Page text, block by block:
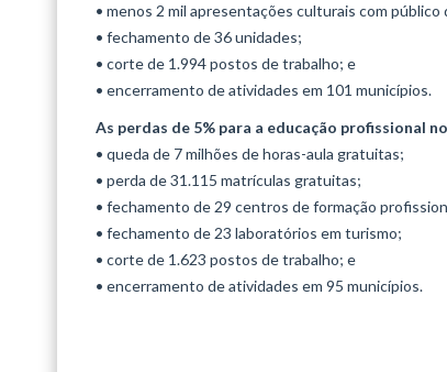
• menos 2 mil apresentações culturais com público
• fechamento de 36 unidades;
• corte de 1.994 postos de trabalho; e
• encerramento de atividades em 101 municípios.
As perdas de 5% para a educação profissional
• queda de 7 milhões de horas-aula gratuitas;
• perda de 31.115 matrículas gratuitas;
• fechamento de 29 centros de formação
• fechamento de 23 laboratórios em turismo;
• corte de 1.623 postos de trabalho; e
• encerramento de atividades em 95 municípios.